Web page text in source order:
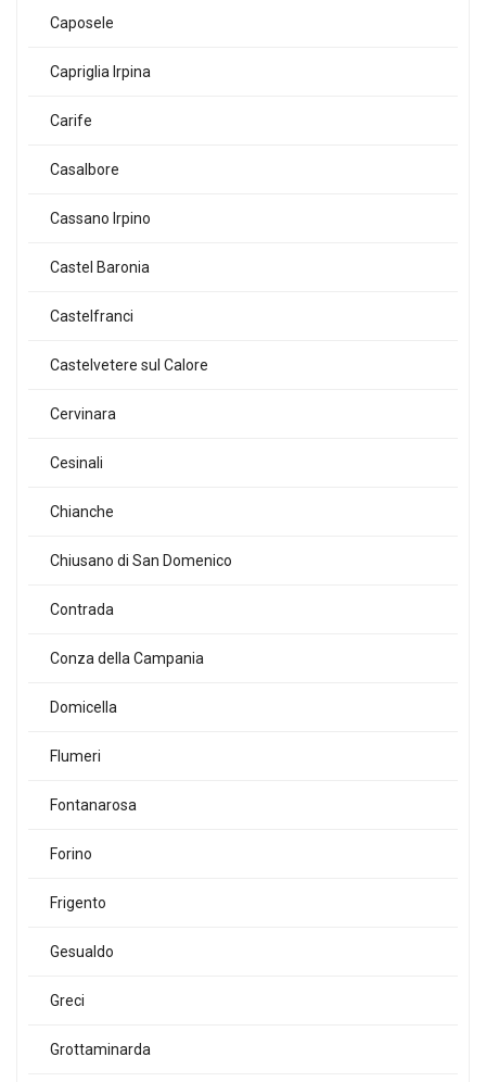
Caposele
Capriglia Irpina
Carife
Casalbore
Cassano Irpino
Castel Baronia
Castelfranci
Castelvetere sul Calore
Cervinara
Cesinali
Chianche
Chiusano di San Domenico
Contrada
Conza della Campania
Domicella
Flumeri
Fontanarosa
Forino
Frigento
Gesualdo
Greci
Grottaminarda